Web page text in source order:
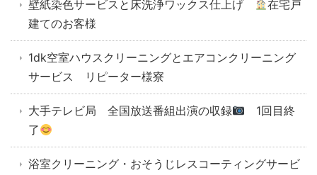
壁紙染色サービスと床洗浄ワックス仕上げ
在宅戸
建てのお客様
1dk空室ハウスクリーニングとエアコンクリーニング
サービス リピーター様寮
大手テレビ局 全国放送番組出演の収録
1回目終
了
浴室クリーニング・おそうじレスコーティングサービ